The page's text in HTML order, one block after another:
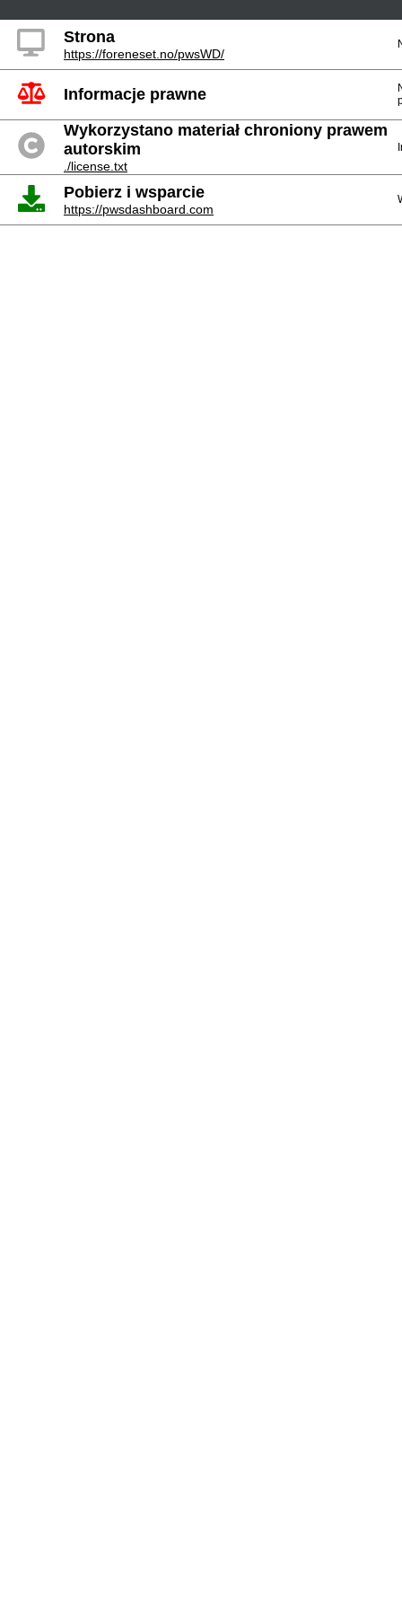
Strona
https://foreneset.no/pwsWD/
Informacje prawne
Wykorzystano materiał chroniony prawem
autorskim
./license.txt
Pobierz i wsparcie
https://pwsdashboard.com